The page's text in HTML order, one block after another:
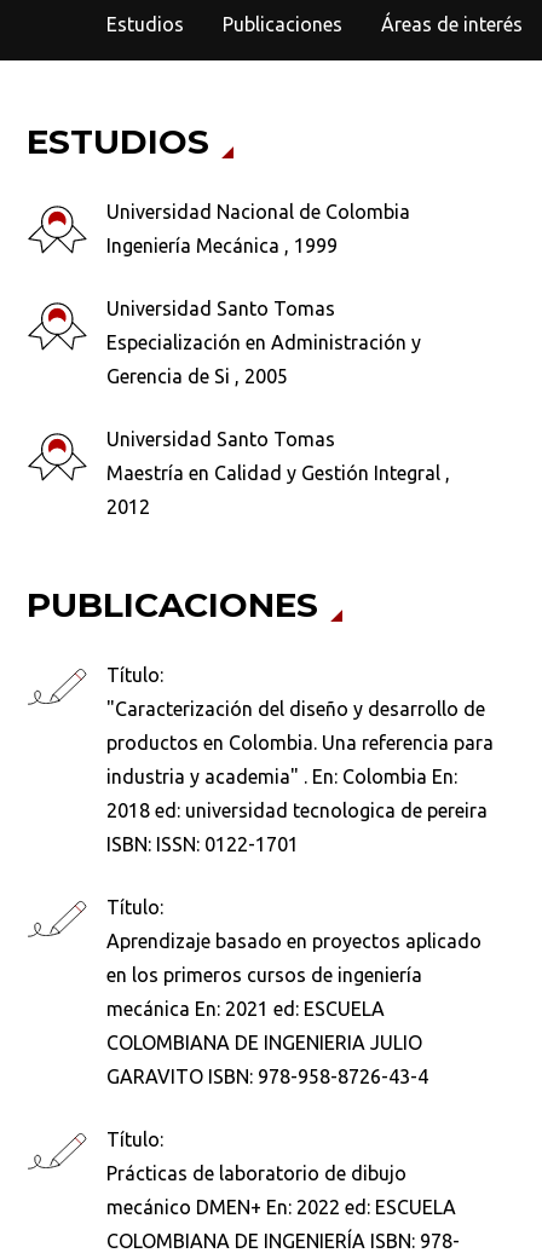
Estudios Publicaciones Áreas de interés
ESTUDIOS
Universidad Nacional de Colombia
Ingeniería Mecánica , 1999
Universidad Santo Tomas
Especialización en Administración y
Gerencia de Si , 2005
Universidad Santo Tomas
Maestría en Calidad y Gestión Integral ,
2012
PUBLICACIONES
Título:
"Caracterización del diseño y desarrollo de
productos en Colombia. Una referencia para
industria y academia" . En: Colombia En:
2018 ed: universidad tecnologica de pereira
ISBN: ISSN: 0122-1701
Título:
Aprendizaje basado en proyectos aplicado
en los primeros cursos de ingeniería
mecánica En: 2021 ed: ESCUELA
COLOMBIANA DE INGENIERIA JULIO
GARAVITO ISBN: 978-958-8726-43-4
Título:
Prácticas de laboratorio de dibujo
mecánico DMEN+ En: 2022 ed: ESCUELA
COLOMBIANA DE INGENIERÍA ISBN: 978-
Busca en la escuela
¿Qué buscas?
Buscar en: *